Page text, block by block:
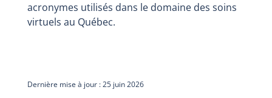
acronymes utilisés dans le domaine des soins
virtuels au Québec.
Dernière mise à jour : 25 juin 2026